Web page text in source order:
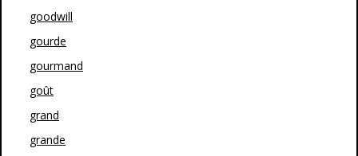
goodwill
gourde
gourmand
goût
grand
grande